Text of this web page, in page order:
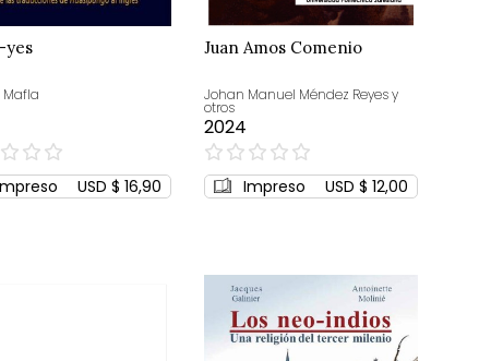
yes
USD $ 16,90
Juan Amos Comenio
Johan Manuel Méndez Reyes y
otros
2024
0%
Impreso USD $ 12,00